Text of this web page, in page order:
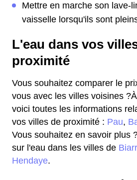
Mettre en marche son lave-
vaisselle lorsqu'ils sont
L'eau dans vos
proximité
Vous souhaitez comparer le
vous avec les villes voisines
voici toutes les informations
vos villes de proximité : Pau,
Vous souhaitez en savoir plus
sur l'eau dans les villes de
Hendaye.